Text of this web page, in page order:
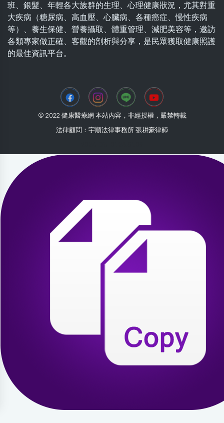
班、銀髮、年輕各大族群的生理、心理健康狀況，尤其對重
大疾病（糖尿病、高血壓、心臟病、各種癌症、慢性疾病
等）、養生保健、營養攝取、體重管理、減肥美容等，邀訪
各類專家做正確、客觀的剖析與分享，是民眾獲取健康照護
的最佳資訊平台。
© 2022 健康醫療網 本站內容，非經授權，嚴禁轉載
法律顧問：宇順法律事務所 張耕豪律師